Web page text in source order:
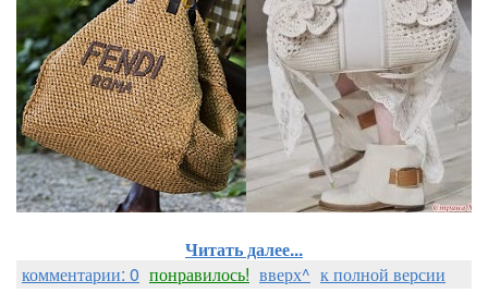
Читать далее...
комментарии: 0 понравилось! вверх^ к полной версии